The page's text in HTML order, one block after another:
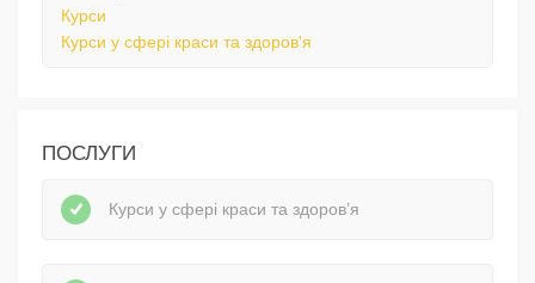
Курси
Курси у сфері краси та здоров'я
ПОСЛУГИ
Курси у сфері краси та здоров’я